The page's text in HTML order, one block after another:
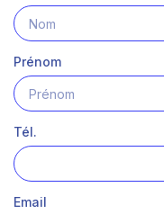
Prénom
Tél.
Email